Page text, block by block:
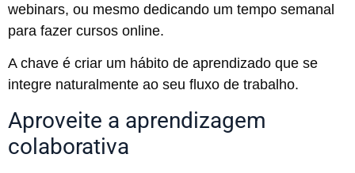
webinars, ou mesmo dedicando um tempo semanal
para fazer cursos online.
A chave é criar um hábito de aprendizado que se
integre naturalmente ao seu fluxo de trabalho.
Aproveite a aprendizagem
colaborativa